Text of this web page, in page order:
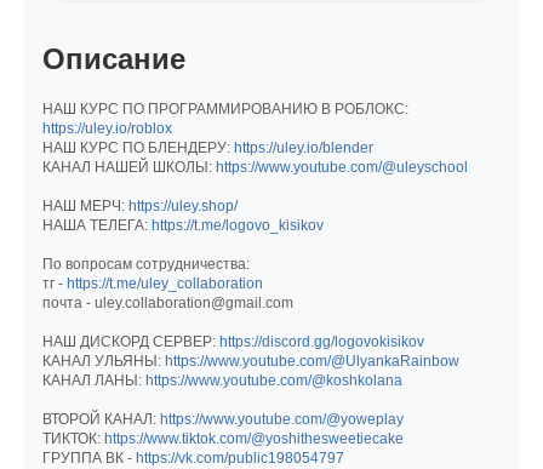
Описание
НАШ КУРС ПО ПРОГРАММИРОВАНИЮ В РОБЛОКС:
https://uley.io/roblox
НАШ КУРС ПО БЛЕНДЕРУ: https://uley.io/blender
КАНАЛ НАШЕЙ ШКОЛЫ: https://www.youtube.com/@uleyschool
НАШ МЕРЧ: https://uley.shop/
НАША ТЕЛЕГА: https://t.me/logovo_kisikov
По вопросам сотрудничества:
тг - https://t.me/uley_collaboration
почта - uley.collaboration@gmail.com
НАШ ДИСКОРД СЕРВЕР: https://discord.gg/logovokisikov
КАНАЛ УЛЬЯНЫ: https://www.youtube.com/@UlyankaRainbow
КАНАЛ ЛАНЫ: https://www.youtube.com/@koshkolana
ВТОРОЙ КАНАЛ: https://www.youtube.com/@yoweplay
ТИКТОК: https://www.tiktok.com/@yoshithesweetiecake
ГРУППА ВК - https://vk.com/public198054797